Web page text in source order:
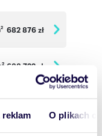
O plikach
2 682 876 zł
2 688 722 zł
2 702 784 zł